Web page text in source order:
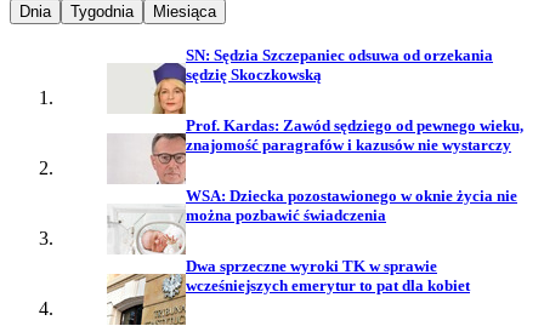
Najpopularniejsze wiadomości z
Dnia Najpopularniejsze wiadomości z
Tygodnia Najpopularniejsze wiadomości z
Miesiąca
SN: Sędzia Szczepaniec odsuwa od orzekania
sędzię Skoczkowską
Prof. Kardas: Zawód sędziego od pewnego wieku,
znajomość paragrafów i kazusów nie wystarczy
WSA: Dziecka pozostawionego w oknie życia nie
można pozbawić świadczenia
Dwa sprzeczne wyroki TK w sprawie
wcześniejszych emerytur to pat dla kobiet